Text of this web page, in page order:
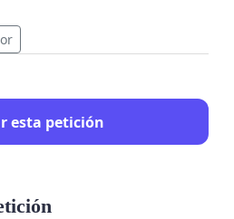
esta petición